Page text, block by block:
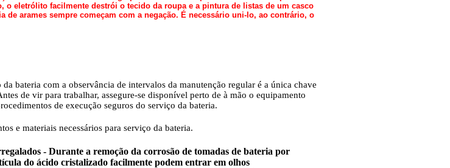
o eletrólito facilmente destrói o tecido da roupa e a pintura de listas de um casco
de arames sempre começam com a negação. É necessário uni-lo, ao contrário, o
bateria com a observância de intervalos da manutenção regular é a única chave
de vir para trabalhar, assegure-se disponível perto de à mão o equipamento
de execução seguros do serviço da bateria.
e materiais necessários para serviço da bateria.
- Durante a remoção da corrosão de tomadas de bateria por
do ácido cristalizado facilmente podem entrar em olhos